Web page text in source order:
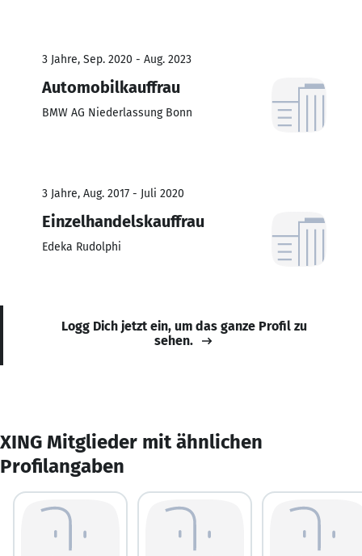
3 Jahre, Sep. 2020 - Aug. 2023
Automobilkauffrau
BMW AG Niederlassung Bonn
3 Jahre, Aug. 2017 - Juli 2020
Einzelhandelskauffrau
Edeka Rudolphi
Logg Dich jetzt ein, um das ganze Profil zu
sehen.
XING Mitglieder mit ähnlichen
Profilangaben